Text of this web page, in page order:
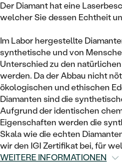
GEHÄMMERTE
VON HAND
MIT FÜLLUNG
IM SET
NACH PREIS
GESTALTE EINEN RING
WÄHLE EINEN
DIAMANTEN
LAB GROWN
EINFASSEN
FARBIGE
ARMBÄNDER
SCHMUCKSET
SCHMUCK FÜR
BROSCHEN
HERZ
KINDER
PIERCINGS
NACH STEIN
PERSONALISIERT
MIT
MINIMALISTISCH
MEDAILLON
KETTEN
HERZKETTEN
MEMOIRE
STATEMENT
SIEGELRINGE
PERSONALISIERT
Der Diamant hat eine
welcher Sie dessen Echtheit
Im Labor hergestellte
synthetische und von
Unterschied zu den
werden. Da der Abbau nicht
ökologischen und ethischen
Diamanten sind die
Aufgrund der identischen
Eigenschaften werden die
Skala wie die echten
wir den IGI Zertifikat bei, für
WEITERE INFORMATIONEN